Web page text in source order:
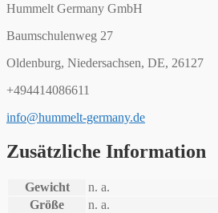
Hummelt Germany GmbH
Baumschulenweg 27
Oldenburg, Niedersachsen, DE, 26127
+494414086611
info@hummelt-germany.de
Zusätzliche Information
Gewicht
n. a.
Größe
n. a.